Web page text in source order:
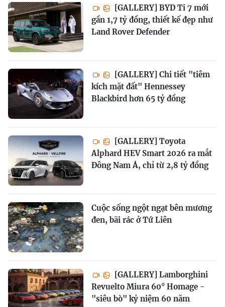
[GALLERY] BYD Ti 7 mới
gần 1,7 tỷ đồng, thiết kế đẹp như
Land Rover Defender
[GALLERY] Chi tiết "tiêm
kích mặt đất" Hennessey
Blackbird hơn 65 tỷ đồng
[GALLERY] Toyota
Alphard HEV Smart 2026 ra mắt
Đông Nam Á, chỉ từ 2,8 tỷ đồng
Cuộc sống ngột ngạt bên mương
đen, bãi rác ở Tứ Liên
[GALLERY] Lamborghini
Revuelto Miura 60° Homage -
"siêu bò" kỷ niệm 60 năm